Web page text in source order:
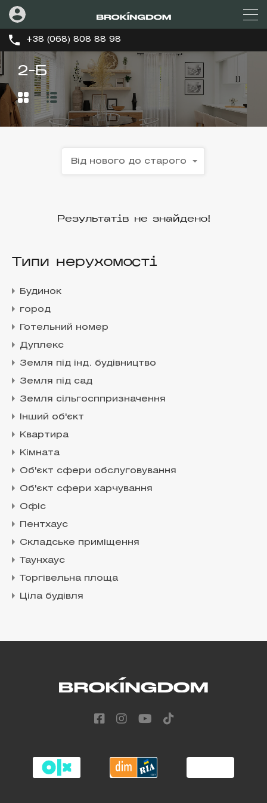
+38 (068) 808 88 98
2-Б
Від нового до старого
Результатів не знайдено!
Типи нерухомості
Будинок
город
Готельний номер
Дуплекс
Земля під інд. будівництво
Земля під сад
Земля сільгосппризначення
Інший об'єкт
Квартира
Кімната
Об'єкт сфери обслуговування
Об'єкт сфери харчування
Офіс
Пентхаус
Складське приміщення
Таунхаус
Торгівельна площа
Ціла будівля